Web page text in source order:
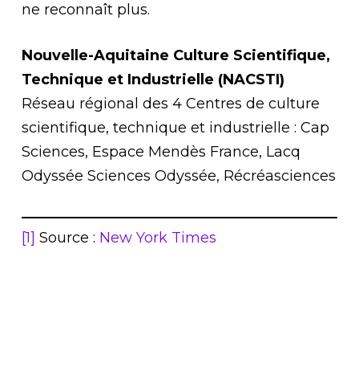
ne reconnaît plus.
Nouvelle-Aquitaine Culture Scientifique,
Technique et Industrielle (NACSTI)
Réseau régional des 4 Centres de culture
scientifique, technique et industrielle : Cap
Sciences, Espace Mendès France, Lacq
Odyssée Sciences Odyssée, Récréasciences
[1] Source : New York Times